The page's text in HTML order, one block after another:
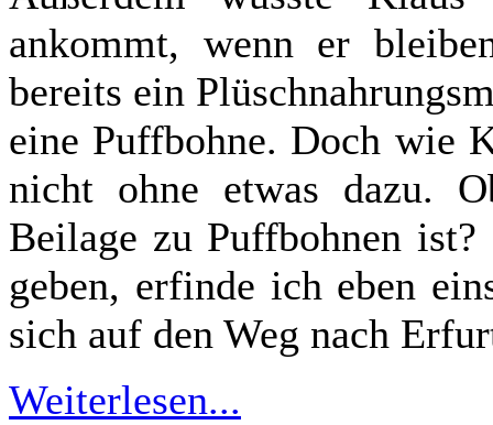
ankommt, wenn er
bereits ein
eine Puffbohne. Doch wie
nicht ohne etwas dazu.
Beilage zu Puffbohnen
geben, erfinde ich eben
sich auf den Weg nach
Weiterlesen...